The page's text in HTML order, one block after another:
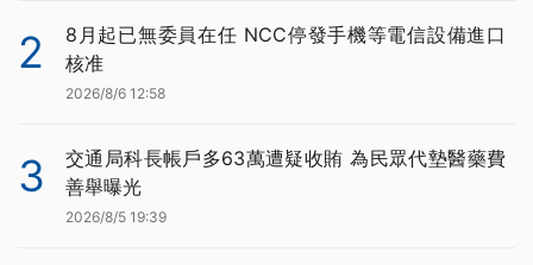
2
8月起已無委員在任 NCC停發手機等電信設備進口
核准
2026/8/6 12:58
3
交通局科長帳戶多63萬遭疑收賄 為民眾代墊醫藥費
善舉曝光
2026/8/5 19:39